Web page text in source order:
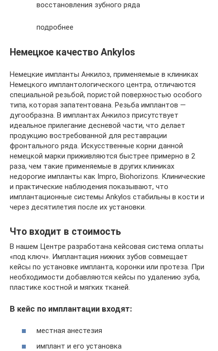
восстановления зубного ряда
подробнее
Немецкое качество Ankylos
Немецкие импланты Анкилоз, применяемые в клиниках
Немецкого имплантологического центра, отличаются
специальной резьбой, пористой поверхностью особого
типа, которая запатентована. Резьба имплантов —
дугообразна. В имплантах Анкилоз присутствует
идеальное прилегание десневой части, что делает
продукцию востребованной для реставрации
фронтального ряда. Искусственные корни данной
немецкой марки приживляются быстрее примерно в 2
раза, чем такие применяемые в других клиниках
недорогие импланты как Impro, Biohorizons. Клинические
и практические наблюдения показывают, что
имплантационные системы Ankylos cтабильны в кости и
через десятилетия после их установки.
Что входит в стоимость
В нашем Центре разработана кейсовая система оплаты
«под ключ». Имплантация нижних зубов совмещает
кейсы по установке импланта, коронки или протеза. При
необходимости добавляются кейсы по удалению зуба,
пластике костной и мягких тканей.
В кейс по имплантации входят:
местная анестезия
имплант и его установка